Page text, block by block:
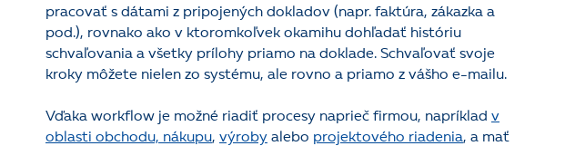
pracovať s dátami z pripojených dokladov (napr. faktúra, zákazka a
pod.), rovnako ako v ktoromkoľvek okamihu dohľadať históriu
schvaľovania a všetky prílohy priamo na doklade. Schvaľovať svoje
kroky môžete nielen zo systému, ale rovno a priamo z vášho e-mailu.
Vďaka workflow je možné riadiť procesy naprieč firmou, napríklad v
oblasti obchodu, nákupu, výroby alebo projektového riadenia, a mať